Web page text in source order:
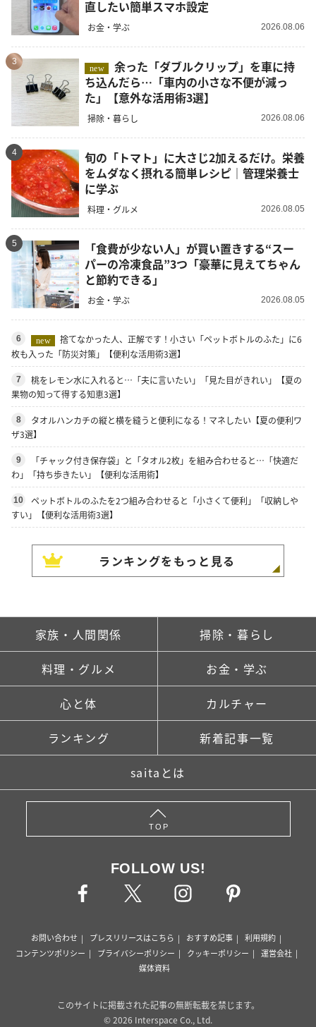
直したい簡単スマホ設定
お金・学ぶ 2026.08.06
3
new
余った「ダブルクリップ」を車に持
ち込んだら…「車内の小さな不便が減っ
た」【意外な活用術3選】
掃除・暮らし 2026.08.06
4
旬の「トマト」に大さじ2加えるだけ。栄養
をムダなく摂れる簡単レシピ｜管理栄養士
に学ぶ
料理・グルメ 2026.08.05
5
「食費が少ない人」が買い置きする“スー
パーの冷凍食品”3つ「豪華に見えてちゃん
と節約できる」
お金・学ぶ 2026.08.05
6 new
捨てなかった人、正解です！小さい「ペットボトルのふた」に6
枚も入った「防災対策」【便利な活用術3選】
7
桃をレモン水に入れると…「夫に言いたい」「見た目がきれい」【夏の
果物の知って得する知恵3選】
8
タオルハンカチの縦と横を縫うと便利になる！マネしたい【夏の便利ワ
ザ3選】
9
「チャック付き保存袋」と「タオル2枚」を組み合わせると…「快適だ
わ」「持ち歩きたい」【便利な活用術】
10
ペットボトルのふたを2つ組み合わせると「小さくて便利」「収納しや
すい」【便利な活用術3選】
ランキングをもっと見る
家族・人間関係 掃除・暮らし
料理・グルメ お金・学ぶ
心と体 カルチャー
ランキング 新着記事一覧
saitaとは
TOP
FOLLOW US!
お問い合わせ プレスリリースはこちら おすすめ記事
利用規約
コンテンツポリシー
プライバシーポリシー クッキーポリシー
運営会社
媒体資料
このサイトに掲載された記事の無断転載を禁じます。
© 2026 Interspace Co., Ltd.